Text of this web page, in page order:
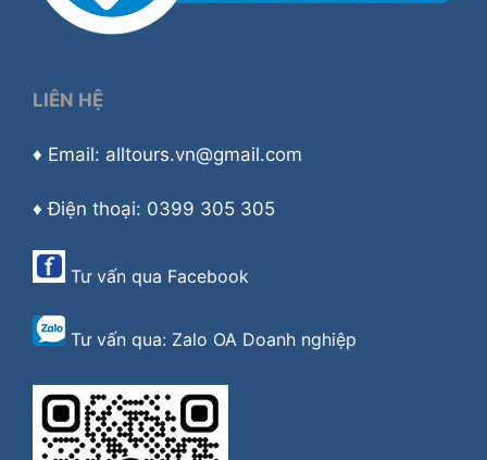
LIÊN HỆ
♦ Email: alltours.vn@gmail.com
♦ Điện thoại: 0399 305 305
Tư vấn qua Facebook
Tư vấn qua: Zalo OA Doanh nghiệp